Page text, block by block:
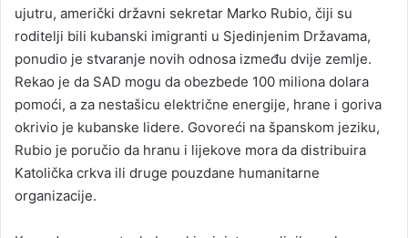
ujutru, američki državni sekretar Marko Rubio, čiji su
roditelji bili kubanski imigranti u Sjedinjenim Državama,
ponudio je stvaranje novih odnosa između dvije zemlje.
Rekao je da SAD mogu da obezbede 100 miliona dolara
pomoći, a za nestašicu električne energije, hrane i goriva
okrivio je kubanske lidere. Govoreći na španskom jeziku,
Rubio je poručio da hranu i lijekove mora da distribuira
Katolička crkva ili druge pouzdane humanitarne
organizacije.